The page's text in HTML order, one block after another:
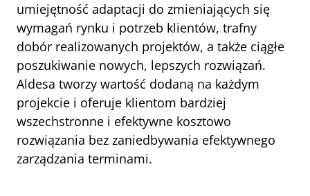
umiejętność adaptacji do zmieniających się
wymagań rynku i potrzeb klientów, trafny
dobór realizowanych projektów, a także ciągłe
poszukiwanie nowych, lepszych rozwiązań.
Aldesa tworzy wartość dodaną na każdym
projekcie i oferuje klientom bardziej
wszechstronne i efektywne kosztowo
rozwiązania bez zaniedbywania efektywnego
zarządzania terminami.